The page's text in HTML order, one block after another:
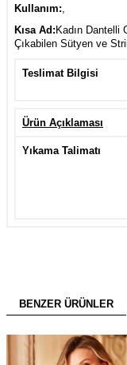
Kullanım:
Kısa Ad: Kadın Dantelli
Çıkabilen Sütyen ve
Teslimat Bilgisi
Ürün Açıklaması
Yıkama Talimatı
BENZER ÜRÜNLER